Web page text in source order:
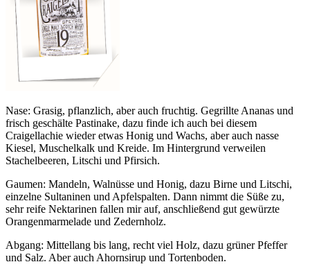
Nase: Grasig, pflanzlich, aber auch fruchtig. Gegrillte Ananas und
frisch geschälte Pastinake, dazu finde ich auch bei diesem
Craigellachie wieder etwas Honig und Wachs, aber auch nasse
Kiesel, Muschelkalk und Kreide. Im Hintergrund verweilen
Stachelbeeren, Litschi und Pfirsich.
Gaumen: Mandeln, Walnüsse und Honig, dazu Birne und Litschi,
einzelne Sultaninen und Apfelspalten. Dann nimmt die Süße zu,
sehr reife Nektarinen fallen mir auf, anschließend gut gewürzte
Orangenmarmelade und Zedernholz.
Abgang: Mittellang bis lang, recht viel Holz, dazu grüner Pfeffer
und Salz. Aber auch Ahornsirup und Tortenboden.